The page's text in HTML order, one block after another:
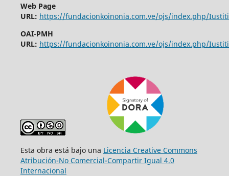
Web Page
URL: https://fundacionkoinonia.com.ve/ojs/index.php/
OAI-PMH
URL: https://fundacionkoinonia.com.ve/ojs/index.php/
Esta obra está bajo una Licencia Creative Commons
Atribución-No Comercial-Compartir Igual 4.0
Internacional